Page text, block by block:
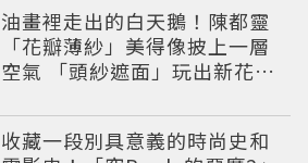
油畫裡走出的白天鵝！陳都靈
「花瓣薄紗」美得像披上一層
空氣 「頭紗遮面」玩出新花樣
收藏一段別具意義的時尚史和